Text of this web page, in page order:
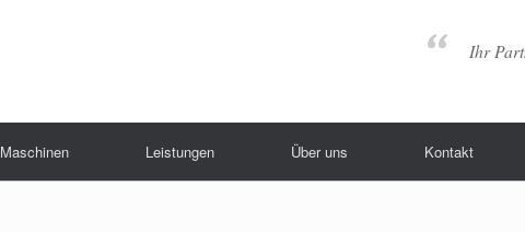
Ihr
Maschinen Leistungen Über uns Kontakt